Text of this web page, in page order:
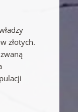
złotych.